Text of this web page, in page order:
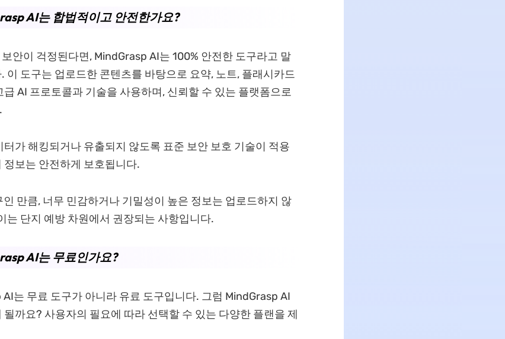
AI는 합법적이고 안전한가요?
안이 걱정된다면, MindGrasp AI는 100% 안전한 도구라고 말
이 도구는 업로드한 콘텐츠를 바탕으로 요약, 노트, 플래시카드
급 AI 프로토콜과 기술을 사용하며, 신뢰할 수 있는 플랫폼으로
터가 해킹되거나 유출되지 않도록 표준 보안 보호 기술이 적용
정보는 안전하게 보호됩니다.
만큼, 너무 민감하거나 기밀성이 높은 정보는 업로드하지 않
는 단지 예방 차원에서 권장되는 사항입니다.
AI는 무료인가요?
는 무료 도구가 아니라 유료 도구입니다. 그럼 MindGrasp AI
될까요? 사용자의 필요에 따라 선택할 수 있는 다양한 플랜을 제